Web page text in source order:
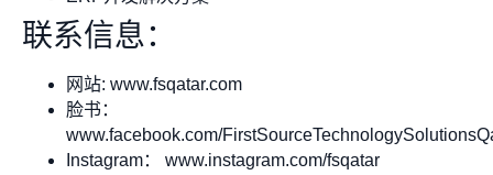
联系信息：
网站: www.fsqatar.com
脸书：
www.facebook.com/
Instagram： www.instagram.com/fsqatar